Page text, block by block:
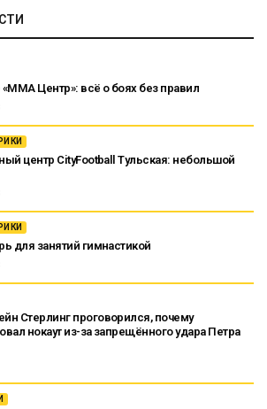
Центр»: всё о боях без правил
центр CityFootball Тульская: небольшой
для занятий гимнастикой
Стерлинг проговорился, почему
нокаут из-за запрещённого удара Петра